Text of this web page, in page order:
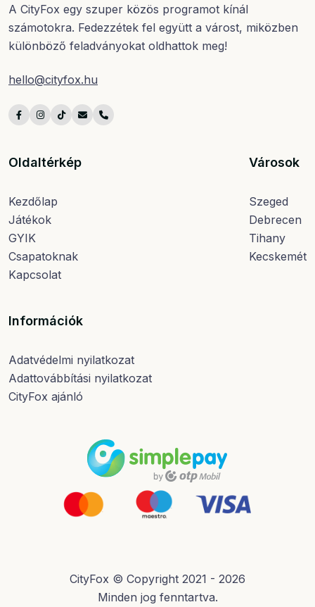
A CityFox egy szuper közös programot kínál
számotokra. Fedezzétek fel együtt a várost, miközben
különböző feladványokat oldhattok meg!
hello@cityfox.hu
Oldaltérkép
Kezdőlap
Játékok
GYIK
Csapatoknak
Kapcsolat
Városok
Szeged
Debrecen
Tihany
Kecskemét
Információk
Adatvédelmi nyilatkozat
Adattovábbítási nyilatkozat
CityFox ajánló
CityFox © Copyright 2021 - 2026
Minden jog fenntartva.